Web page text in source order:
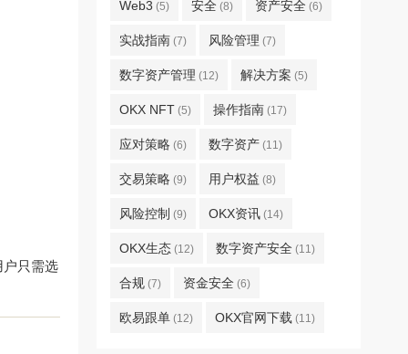
户只需选
Web3 (5) 安全 (8) 资产安全 (6)
实战指南 (7) 风险管理 (7)
数字资产管理 (12) 解决方案 (5)
OKX NFT (5) 操作指南 (17)
应对策略 (6) 数字资产 (11)
交易策略 (9) 用户权益 (8)
风险控制 (9) OKX资讯 (14)
OKX生态 (12) 数字资产安全 (11)
合规 (7) 资金安全 (6)
欧易跟单 (12) OKX官网下载 (11)